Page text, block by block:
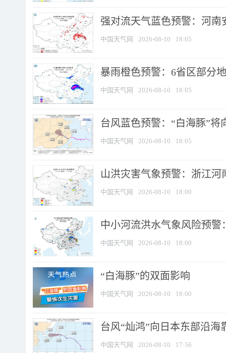
强对流天气蓝色预警：河南
中国天气网 2026-08-10 18:05
暴雨橙色预警：6省区部分
中国天气网 2026-08-10 18:05
台风蓝色预警：“白海豚”
中国天气网 2026-08-10 18:05
山洪灾害气象预警：浙江
中国天气网 2026-08-10 18:00
中小河流洪水气象风险预
中国天气网 2026-08-10 18:00
​“白海豚”的双面影响
中国天气网 2026-08-10 18:00
台风“灿鸿”向日本东部沿海
中国天气网 2026-08-10 17:56